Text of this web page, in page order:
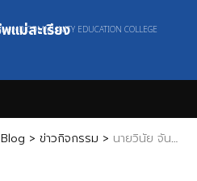
แม่สะเรียง
AND COMMUNITY EDUCATION COLLEGE
Blog > ข่าวกิจกรรม > นายวินัย จันทรานาค ผู้อำนวยการวิทยาลัยการอาชีพแม่สะเรียง เป็นประธานในพิธีปิดโครงการสอนหลักสูตรวิชาชีพระยะสั้นให้กับหมู่บ้านไทย ครั้งที่ 1 ณ โรงเรียนบ้านเลโคะ ตำบลสบเมย อำเภอสบเมย จังหวัดแม่ฮ่องสอน